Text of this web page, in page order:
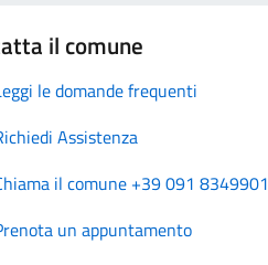
il comune
le domande frequenti
Assistenza
il comune +39 091 8349901
un appuntamento